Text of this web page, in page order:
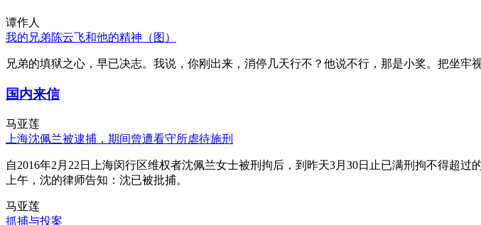
谭作人
我的兄弟陈云飞和他的精神（图）
兄弟的填狱之心，早已决志。我说，你刚出来，消停几天行不？他说不行，那是小奖。把坐牢
国内来信
马亚莲
上海沈佩兰被逮捕，期间曾遭看守所虐待施刑
自2016年2月22日上海闵行区维权者沈佩兰女士被刑拘后，到昨天3月30日止已满刑拘不得超
上午，沈的律师告知：沈已被批捕。
马亚莲
抓捕与投案